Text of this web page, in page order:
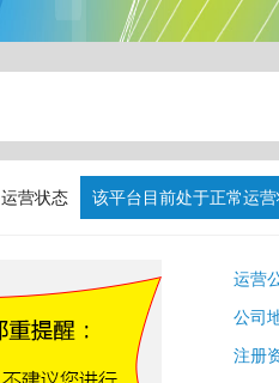
运营状态 该平台目前处于正常运
运营
公司
注册